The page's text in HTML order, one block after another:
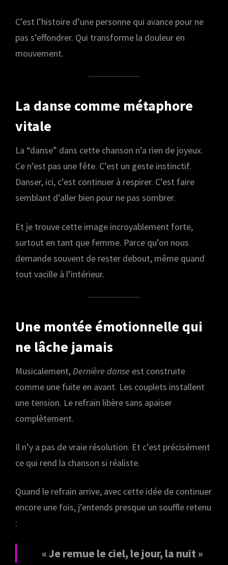
C’est l’histoire d’une personne qui avance pour ne
pas s’effondrer. Qui transforme la douleur en
mouvement.
La danse comme métaphore
vitale
La “danse” dans cette chanson n’a rien de joyeux.
Ce n’est pas une fête. C’est un geste instinctif.
Danser, ici, c’est continuer à respirer. C’est faire
semblant d’aller bien pour ne pas sombrer.
Et je trouve cette image incroyablement forte,
surtout en tant que femme. Parce qu’on nous
demande souvent de rester debout, même quand
tout vacille à l’intérieur.
Une montée émotionnelle qui
ne lâche jamais
Musicalement, Dernière danse est construite
comme une fuite en avant. Les couplets installent
une tension. Le refrain libère sans apaiser
complètement.
Il n’y a pas de vraie résolution. Et c’est précisément
ce qui rend la chanson si réaliste.
Quand le refrain arrive, avec cette idée de continuer
encore une fois, j’entends presque un souffle retenu
:
« Je remue le ciel, le jour, la nuit »